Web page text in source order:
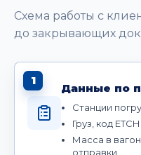
Схема работы с
до закрывающих
1
Данные по
Станции
Груз, код
Масса в
отправки